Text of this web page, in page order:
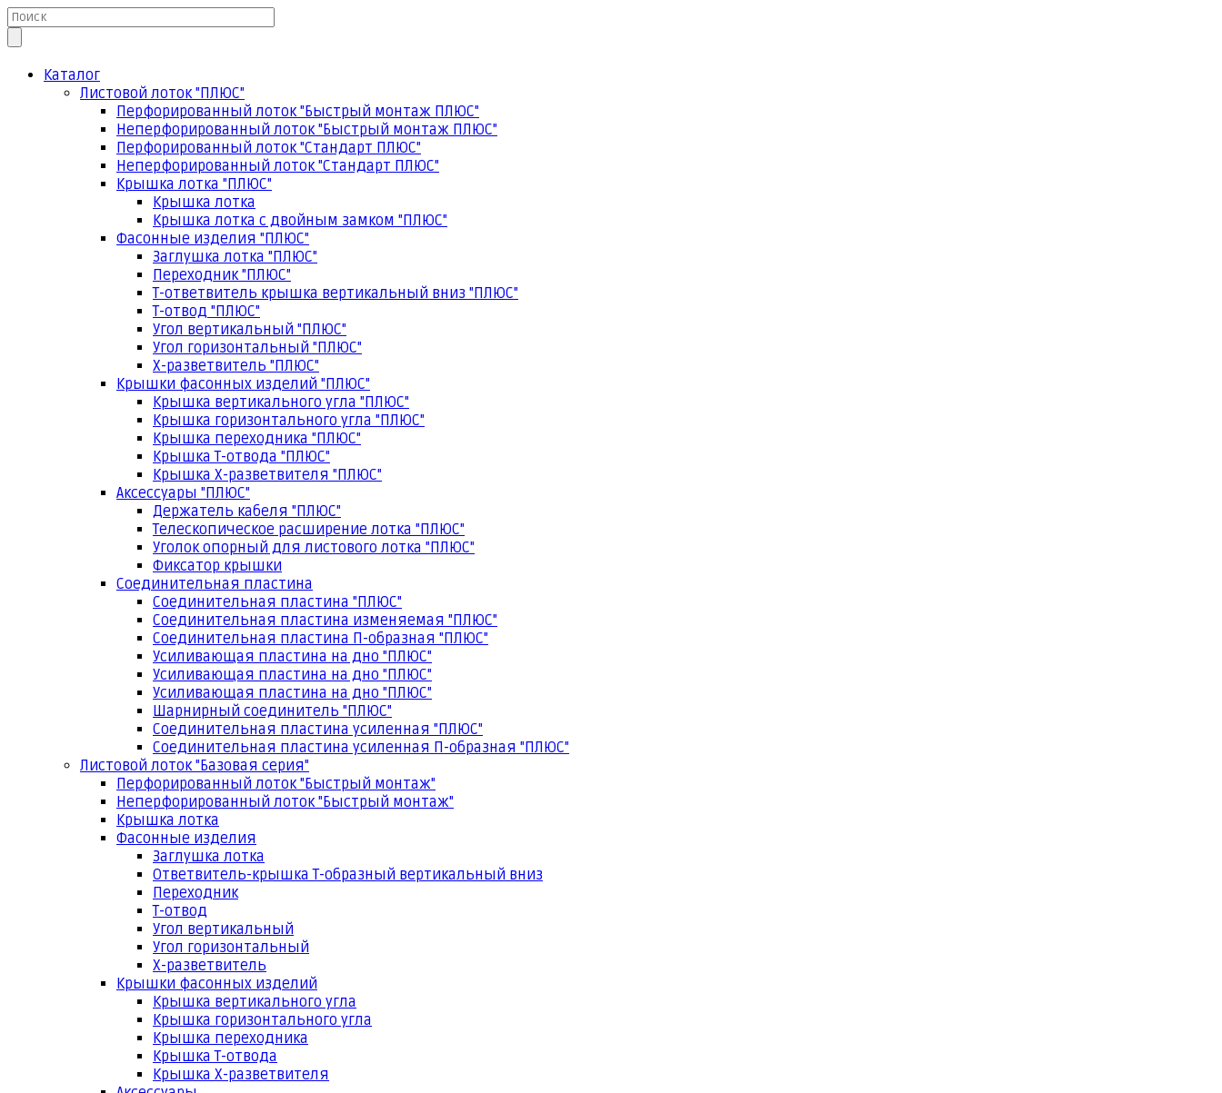
Каталог
Листовой лоток "ПЛЮС"
Перфорированный лоток "Быстрый монтаж ПЛЮС"
Неперфорированный лоток "Быстрый монтаж ПЛЮС"
Перфорированный лоток "Стандарт ПЛЮС"
Неперфорированный лоток "Стандарт ПЛЮС"
Крышка лотка "ПЛЮС"
Крышка лотка
Крышка лотка с двойным замком "ПЛЮС"
Фасонные изделия "ПЛЮС"
Заглушка лотка "ПЛЮС"
Переходник "ПЛЮС"
Т-ответвитель крышка вертикальный вниз "ПЛЮС"
Т-отвод "ПЛЮС"
Угол вертикальный "ПЛЮС"
Угол горизонтальный "ПЛЮС"
Х-разветвитель "ПЛЮС"
Крышки фасонных изделий "ПЛЮС"
Крышка вертикального угла "ПЛЮС"
Крышка горизонтального угла "ПЛЮС"
Крышка переходника "ПЛЮС"
Крышка Т-отвода "ПЛЮС"
Крышка Х-разветвителя "ПЛЮС"
Аксессуары "ПЛЮС"
Держатель кабеля "ПЛЮС"
Телескопическое расширение лотка "ПЛЮС"
Уголок опорный для листового лотка "ПЛЮС"
Фиксатор крышки
Соединительная пластина
Соединительная пластина "ПЛЮС"
Соединительная пластина изменяемая "ПЛЮС"
Соединительная пластина П-образная "ПЛЮС"
Усиливающая пластина на дно "ПЛЮС"
Усиливающая пластина на дно "ПЛЮС"
Усиливающая пластина на дно "ПЛЮС"
Шарнирный соединитель "ПЛЮС"
Соединительная пластина усиленная "ПЛЮС"
Соединительная пластина усиленная П-образная "ПЛЮС"
Листовой лоток "Базовая серия"
Перфорированный лоток "Быстрый монтаж"
Неперфорированный лоток "Быстрый монтаж"
Крышка лотка
Фасонные изделия
Заглушка лотка
Ответвитель-крышка Т-образный вертикальный вниз
Переходник
Т-отвод
Угол вертикальный
Угол горизонтальный
Х-разветвитель
Крышки фасонных изделий
Крышка вертикального угла
Крышка горизонтального угла
Крышка переходника
Крышка Т-отвода
Крышка Х-разветвителя